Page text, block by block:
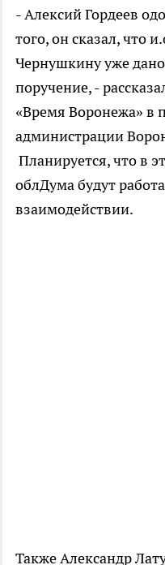
- Алексий Гордеев
того, он сказал, что
Чернушкину уже
поручение, -
«Время Воронежа» в
администрации
Планируется, что в
облДума будут
взаимодействии.
Также Александр